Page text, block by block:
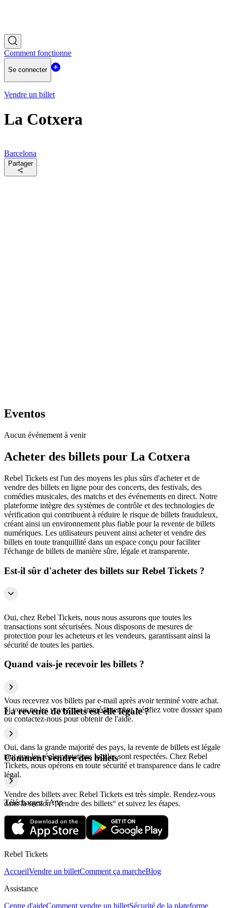
Comment fonctionne
Se connecter
Vendre un billet
La Cotxera
Barcelona
Partager
Eventos
Aucun événement à venir
Acheter des billets pour La Cotxera
Rebel Tickets est l'un des moyens les plus sûrs d'acheter et de
vendre des billets en ligne pour des concerts, des festivals, des
comédies musicales, des matchs et des événements en direct. Notre
plateforme intègre des systèmes de contrôle et des technologies de
vérification qui contribuent à réduire le risque de billets frauduleux,
créant ainsi un environnement plus fiable pour la revente de billets
numériques. Les utilisateurs peuvent ainsi acheter et vendre des
billets en toute tranquillité dans un espace conçu pour faciliter
l'échange de billets de manière sûre, légale et transparente.
Est-il sûr d'acheter des billets sur Rebel Tickets ?
Oui, chez Rebel Tickets, nous nous assurons que toutes les
transactions sont sécurisées. Nous disposons de mesures de
protection pour les acheteurs et les vendeurs, garantissant ainsi la
sécurité de toutes les parties.
Quand vais-je recevoir les billets ?
Vous recevrez vos billets par e-mail après avoir terminé votre achat.
Si vous ne les voyez pas immédiatement, vérifiez votre dossier spam
ou contactez-nous pour obtenir de l'aide.
La revente de billets est-elle légale ?
Oui, dans la grande majorité des pays, la revente de billets est légale
tant que les réglementations locales sont respectées. Chez Rebel
Tickets, nous opérons en toute sécurité et transparence dans le cadre
légal.
Comment vendre des billets
Vendre des billets avec Rebel Tickets est très simple. Rendez-vous
dans la section “Vendre des billets“ et suivez les étapes.
Téléchargez l'App
Rebel Tickets
AccueilVendre un billetComment ça marcheBlog
Assistance
Centre d'aideComment vendre un billetSécurité de la plateforme